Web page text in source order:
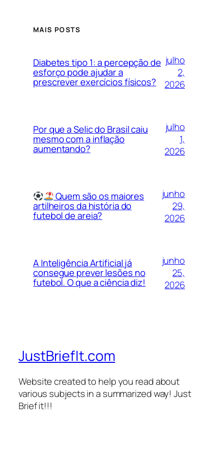
MAIS POSTS
Diabetes tipo 1: a percepção de
esforço pode ajudar a
prescrever exercícios físicos?
julho
2,
2026
Por que a Selic do Brasil caiu
mesmo com a inflação
aumentando?
julho
1,
2026
Quem são os maiores
artilheiros da história do
futebol de areia?
junho
29,
2026
A Inteligência Artificial já
consegue prever lesões no
futebol. O que a ciência diz!
junho
25,
2026
JustBriefIt.com
Website created to help you read about
various subjects in a summarized way! Just
Brief it!!!